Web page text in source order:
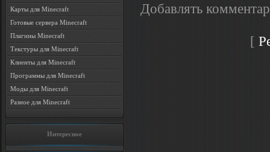
Карты для Minecraft
Готовые сервера Minecraft
Плагины Minecraft
Текстуры для Minecraft
Клиенты для Minecraft
Программы для Minecraft
Моды для Minecraft
Разное для Minecraft
Интересное
Добавлять
[